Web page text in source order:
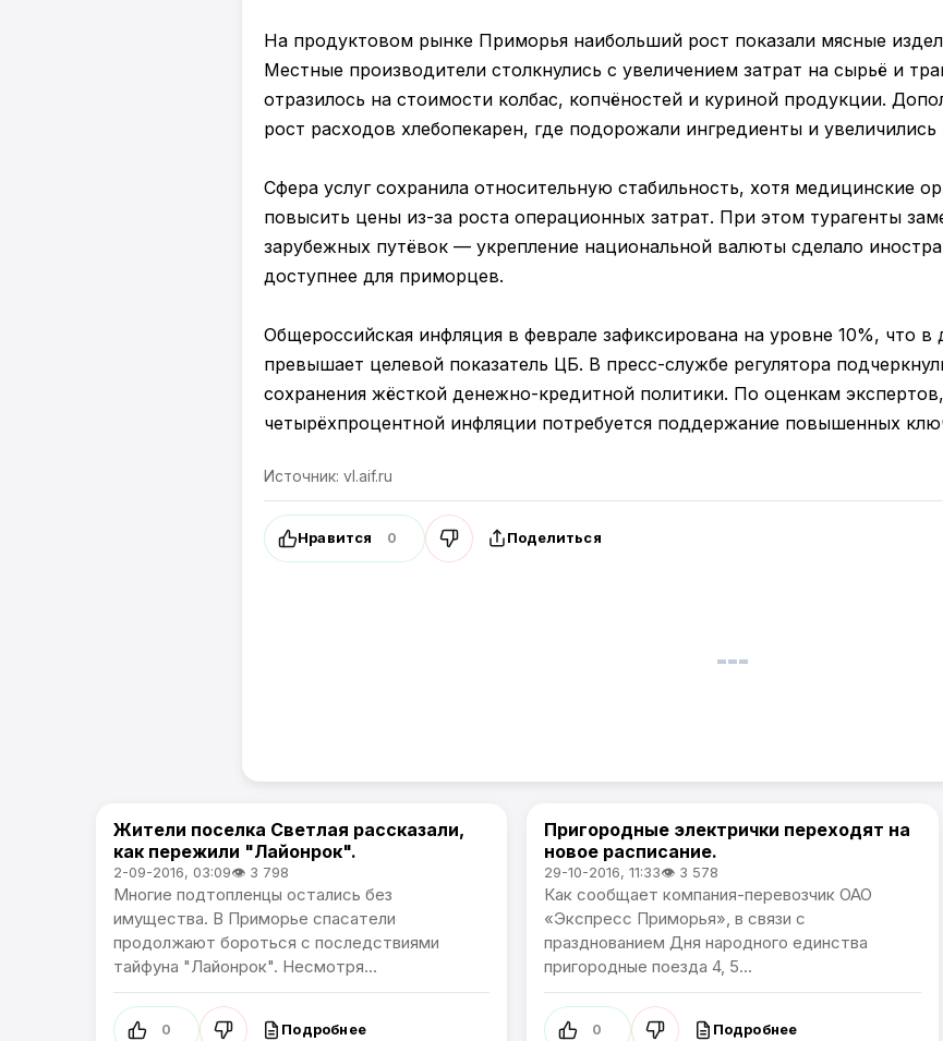
На продуктовом рынке Приморья наибольший рост показали мясные
Местные производители столкнулись с увеличением затрат на сырьё и
отразилось на стоимости колбас, копчёностей и куриной продукции.
рост расходов хлебопекарен, где подорожали ингредиенты и
Сфера услуг сохранила относительную стабильность, хотя медицинские
повысить цены из-за роста операционных затрат. При этом турагенты
зарубежных путёвок — укрепление национальной валюты сделало
доступнее для приморцев.
Общероссийская инфляция в феврале зафиксирована на уровне 10%, что в
превышает целевой показатель ЦБ. В пресс-службе регулятора
сохранения жёсткой денежно-кредитной политики. По оценкам
четырёхпроцентной инфляции потребуется поддержание повышенных
Источник: vl.aif.ru
Нравится 0 Поделиться
Новости Приморского края
Жители поселка Светлая рассказали,
как пережили "Лайонрок".
2-09-2016, 03:09👁 3 798
Многие подтопленцы остались без
имущества. В Приморье спасатели
продолжают бороться с последствиями
тайфуна "Лайонрок". Несмотря...
0 Подробнее
Новости Приморского края
Пригородные электрички переходят на
новое расписание.
29-10-2016, 11:33👁 3 578
Как сообщает компания-перевозчик ОАО
«Экспресс Приморья», в связи с
празднованием Дня народного единства
пригородные поезда 4, 5...
0 Подробнее